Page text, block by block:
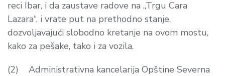
reci Ibar, i da zaustave radove na „Trgu Cara
Lazara“, i vrate put na prethodno stanje,
dozvoljavajući slobodno kretanje na ovom mostu,
kako za pešake, tako i za vozila.
(2) Administrativna kancelarija Opštine Severna